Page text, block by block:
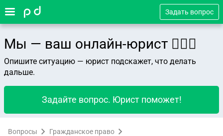
Задать вопрос
Мы — ваш онлайн-юрист 👨🏻‍⚖️
Опишите ситуацию — юрист подскажет, что делать
дальше.
Задайте вопрос. Юрист поможет!
Вопросы Гражданское право